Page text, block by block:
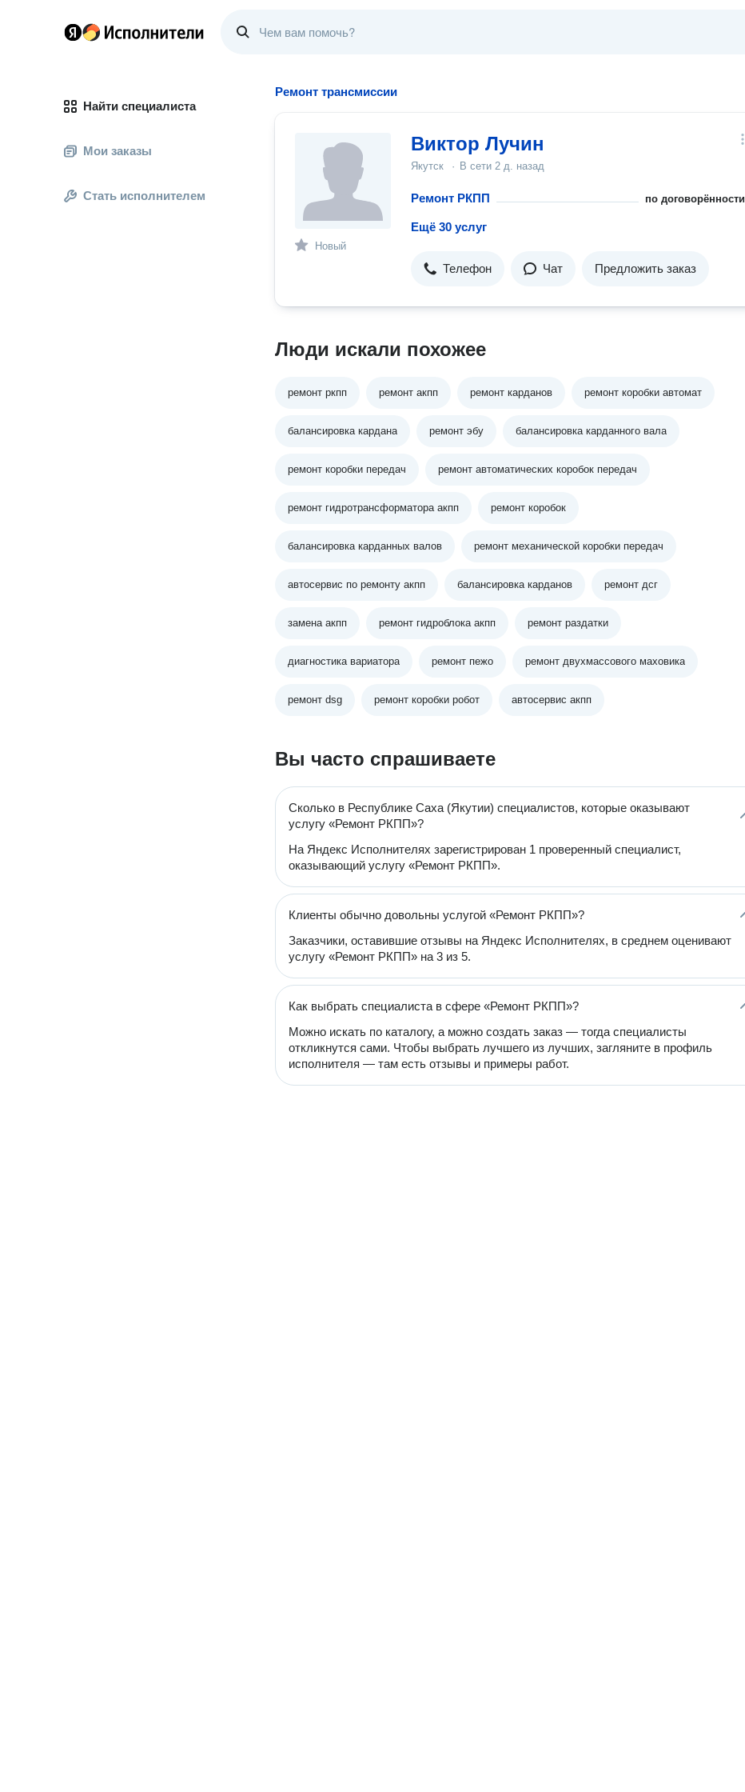
Найти специалиста
Мои заказы
Стать исполнителем
Ремонт трансмиссии
Новый
Виктор Лучин
Якутск · В сети 2 д. назад
Ремонт РКПП по договорённости
Ещё 30 услуг
Телефон Чат Предложить заказ
Люди искали похожее
ремонт ркпп ремонт акпп ремонт карданов ремонт коробки автомат
балансировка кардана ремонт эбу балансировка карданного вала
ремонт коробки передач ремонт автоматических коробок передач
ремонт гидротрансформатора акпп ремонт коробок
балансировка карданных валов ремонт механической коробки передач
автосервис по ремонту акпп балансировка карданов ремонт дсг
замена акпп ремонт гидроблока акпп ремонт раздатки
диагностика вариатора ремонт пежо ремонт двухмассового маховика
ремонт dsg ремонт коробки робот автосервис акпп
Вы часто спрашиваете
Сколько в Республике Саха (Якутии) специалистов, которые оказывают
услугу «Ремонт РКПП»?
На Яндекс Исполнителях зарегистрирован 1 проверенный специалист,
оказывающий услугу «Ремонт РКПП».
Клиенты обычно довольны услугой «Ремонт РКПП»?
Заказчики, оставившие отзывы на Яндекс Исполнителях, в среднем оценивают
услугу «Ремонт РКПП» на 3 из 5.
Как выбрать специалиста в сфере «Ремонт РКПП»?
Можно искать по каталогу, а можно создать заказ — тогда специалисты
откликнутся сами. Чтобы выбрать лучшего из лучших, загляните в профиль
исполнителя — там есть отзывы и примеры работ.